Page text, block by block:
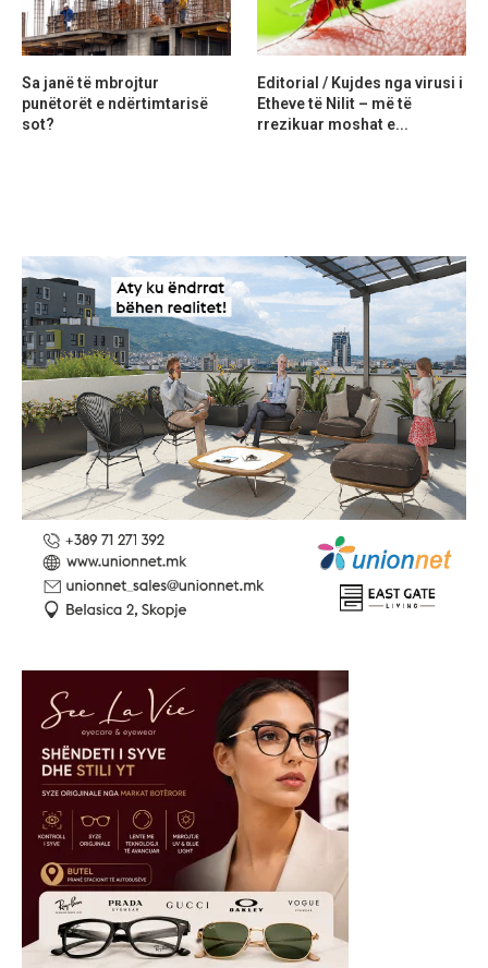
Sa janë të mbrojtur
punëtorët e ndërtimtarisë
sot?
Editorial / Kujdes nga virusi i
Etheve të Nilit – më të
rrezikuar moshat e...